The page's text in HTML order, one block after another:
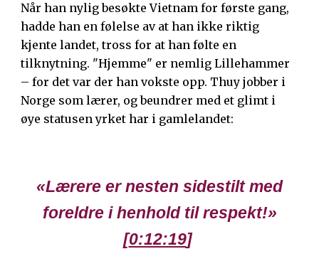
Når han nylig besøkte Vietnam for første gang,
hadde han en følelse av at han ikke riktig
kjente landet, tross for at han følte en
tilknytning. "Hjemme" er nemlig Lillehammer
– for det var der han vokste opp. Thuy jobber i
Norge som lærer, og beundrer med et glimt i
øye statusen yrket har i gamlelandet:
«Lærere er nesten sidestilt med
foreldre i henhold til respekt!»
[0:12:19]